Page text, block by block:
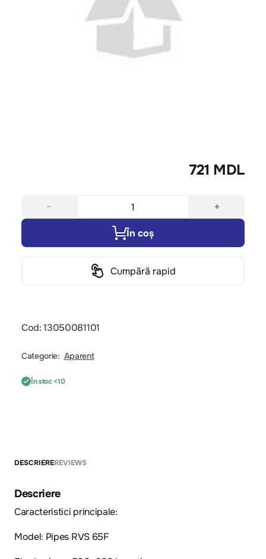
721 MDL
− +
În coș
Cumpără rapid
Cod: 13050081101
Categorie: Aparent
În stoc <10
DESCRIEREREVIEWS
Descriere
Caracteristici principale:
Model: Pipes RVS 65F